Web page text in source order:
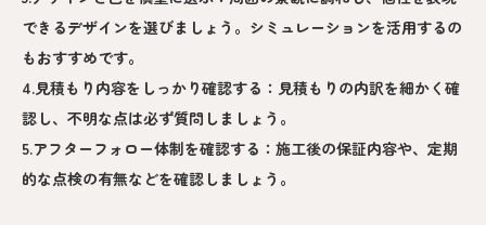
できるデザインを選びましょう。シミュレーションを活用するの
もおすすめです。
4.見積もり内容をしっかり確認する：見積もりの内訳を細かく確
認し、不明な点は必ず質問しましょう。
5.アフターフォロー体制を確認する：施工後の保証内容や、定期
的な点検の有無などを確認しましょう。